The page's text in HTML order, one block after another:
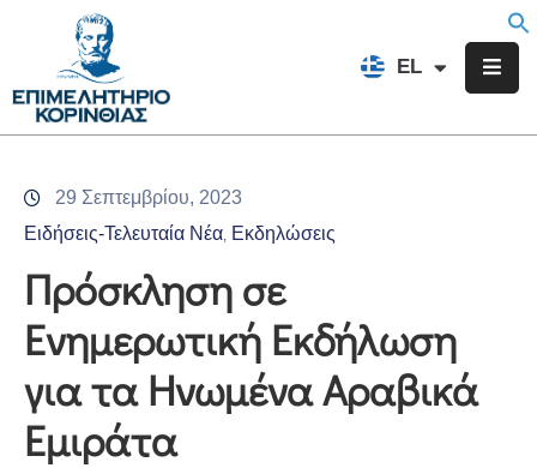
EL
FR
Επιμελητήριο
Υπηρεσίες
Προγράμματα
Δράσεις
Εκδηλώσεις
Επικοινωνία
29 Σεπτεμβρίου, 2023
Ειδήσεις-Τελευταία Νέα Εκδηλώσεις
Πρόσκληση σε
Ενημερωτική Εκδήλωση
για τα Ηνωμένα Αραβικά
Εμιράτα